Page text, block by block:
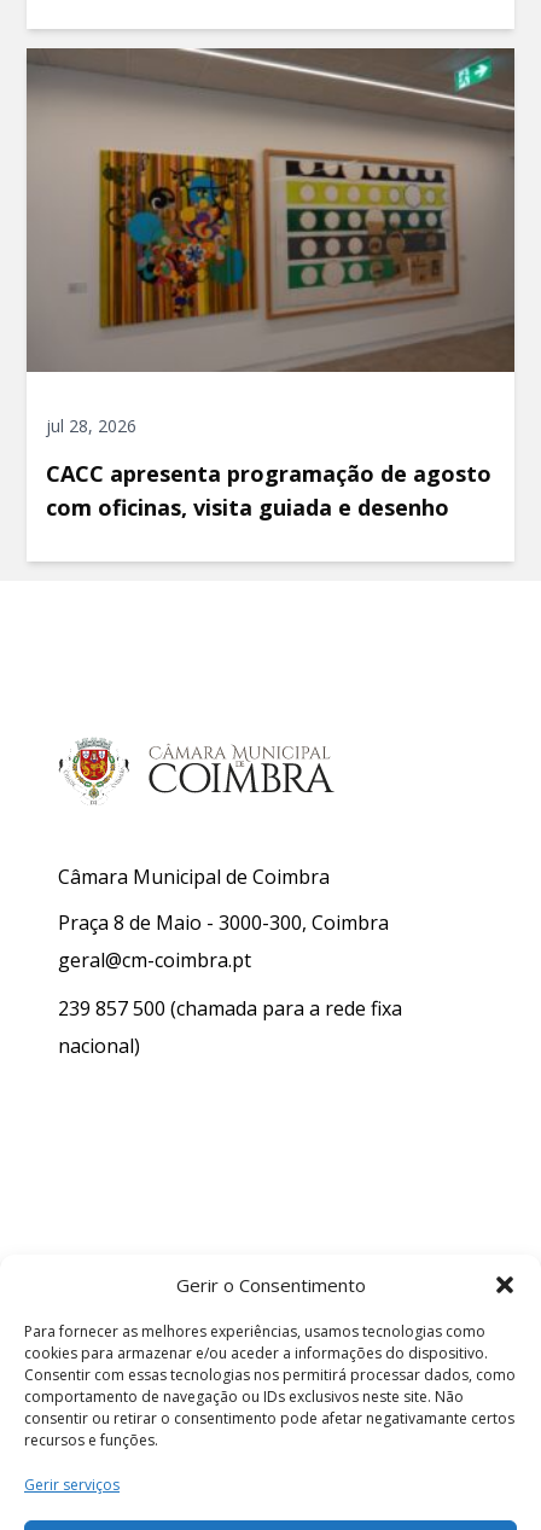
Gerir o Consentimento
Para fornecer as melhores experiências, usamos tecnologias como
cookies para armazenar e/ou aceder a informações do dispositivo.
Consentir com essas tecnologias nos permitirá processar dados, como
comportamento de navegação ou IDs exclusivos neste site. Não
consentir ou retirar o consentimento pode afetar negativamante certos
recursos e funções.
Gerir serviços
jul 28, 2026
CACC apresenta programação de agosto
com oficinas, visita guiada e desenho
Câmara Municipal de Coimbra
Praça 8 de Maio - 3000-300, Coimbra
geral@cm-coimbra.pt
239 857 500 (chamada para a rede fixa
nacional)
Termos e Condições